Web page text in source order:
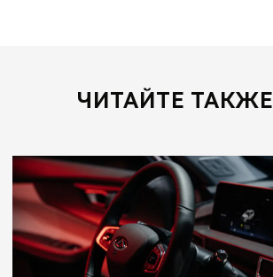
ЧИТАЙТЕ ТАКЖЕ